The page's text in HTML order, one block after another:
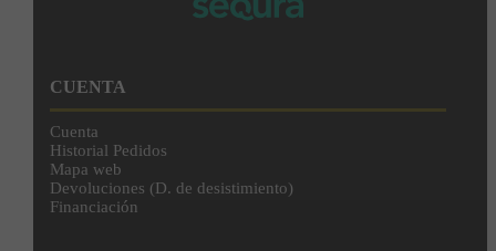
CUENTA
Cuenta
Historial Pedidos
Mapa web
Devoluciones (D. de desistimiento)
Financiación